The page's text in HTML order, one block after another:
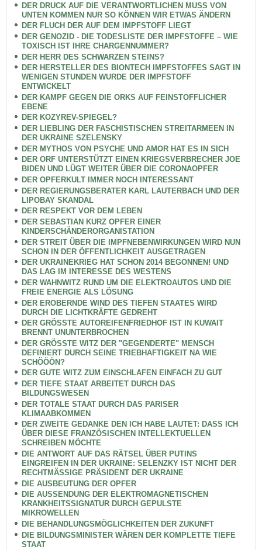
DER DRUCK AUF DIE VERANTWORTLICHEN MUSS VON
UNTEN KOMMEN NUR SO KÖNNEN WIR ETWAS ÄNDERN
DER FLUCH DER AUF DEM IMPFSTOFF LIEGT
DER GENOZID - DIE TODESLISTE DER IMPFSTOFFE – WIE
TOXISCH IST IHRE CHARGENNUMMER?
DER HERR DES SCHWARZEN STEINS?
DER HERSTELLER DES BIONTECH IMPFSTOFFES SAGT IN
WENIGEN STUNDEN WURDE DER IMPFSTOFF
ENTWICKELT
DER KAMPF GEGEN DIE ORKS AUF FEINSTOFFLICHER
EBENE
DER KOZYREV-SPIEGEL?
DER LIEBLING DER FASCHISTISCHEN STREITARMEEN IN
DER UKRAINE SZELENSKY
DER MYTHOS VON PSYCHE UND AMOR HAT ES IN SICH
DER ORF UNTERSTÜTZT EINEN KRIEGSVERBRECHER JOE
BIDEN UND LÜGT WEITER ÜBER DIE CORONAOPFER
DER OPFERKULT IMMER NOCH INTERESSANT
DER REGIERUNGSBERATER KARL LAUTERBACH UND DER
LIPOBAY SKANDAL
DER RESPEKT VOR DEM LEBEN
DER SEBASTIAN KURZ OPFER EINER
KINDERSCHÄNDERORGANISTATION
DER STREIT ÜBER DIE IMPFNEBENWIRKUNGEN WIRD NUN
SCHON IN DER ÖFFENTLICHKEIT AUSGETRAGEN
DER UKRAINEKRIEG HAT SCHON 2014 BEGONNEN! UND
DAS LAG IM INTERESSE DES WESTENS
DER WAHNWITZ RUND UM DIE ELEKTROAUTOS UND DIE
FREIE ENERGIE ALS LÖSUNG
DER EROBERNDE WIND DES TIEFEN STAATES WIRD
DURCH DIE LICHTKRÄFTE GEDREHT
DER GRÖSSTE AUTOREIFENFRIEDHOF IST IN KUWAIT
BRENNT UNUNTERBROCHEN
DER GRÖSSTE WITZ DER "GEGENDERTE" MENSCH
DEFINIERT DURCH SEINE TRIEBHAFTIGKEIT NA WIE
SCHÖÖÖN?
DER GUTE WITZ ZUM EINSCHLAFEN EINFACH ZU GUT
DER TIEFE STAAT ARBEITET DURCH DAS
BILDUNGSWESEN
DER TOTALE STAAT DURCH DAS PARISER
KLIMAABKOMMEN
DER ZWEITE GEDANKE DEN ICH HABE LAUTET: DASS ICH
ÜBER DIESE FRANZÖSISCHEN INTELLEKTUELLEN
SCHREIBEN MÖCHTE
DIE ANTWORT AUF DAS RÄTSEL ÜBER PUTINS
EINGREIFEN IN DER UKRAINE: SELENZKY IST NICHT DER
RECHTMÄSSIGE PRÄSIDENT DER UKRAINE
DIE AUSBEUTUNG DER OPFER
DIE AUSSENDUNG DER ELEKTROMAGNETISCHEN
KRANKHEITSSIGNATUR DURCH GEPULSTE
MIKROWELLEN
DIE BEHANDLUNGSMÖGLICHKEITEN DER ZUKUNFT
DIE BILDUNGSMINISTER WÄREN DER KOMPLETTE TIEFE
STAAT